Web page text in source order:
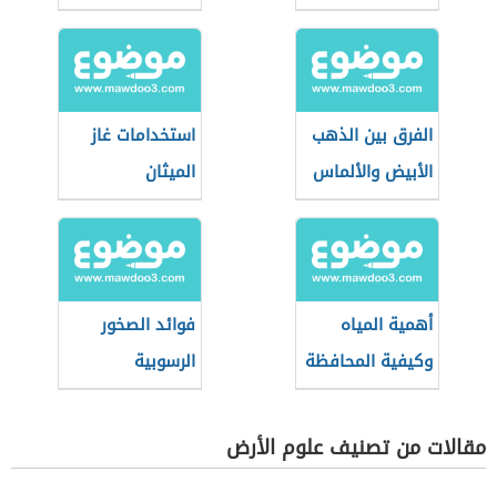
الفرق بين الذهب
الأبيض والألماس
استخدامات غاز
الميثان
أهمية المياه
وكيفية المحافظة
عليها
فوائد الصخور
الرسوبية
مقالات من تصنيف علوم الأرض